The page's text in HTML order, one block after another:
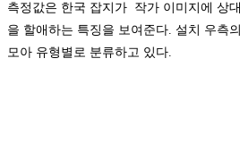
측정값은 한국 잡지가 작가 이미지에 상
을 할애하는 특징을 보여준다. 설치 우측
모아 유형별로 분류하고 있다.